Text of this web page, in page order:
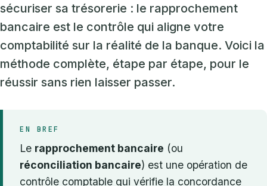
sécuriser sa trésorerie : le rapprochement
bancaire est le contrôle qui aligne votre
comptabilité sur la réalité de la banque. Voici la
méthode complète, étape par étape, pour le
réussir sans rien laisser passer.
EN BREF
Le rapprochement bancaire (ou
réconciliation bancaire) est une opération de
contrôle comptable qui vérifie la concordance